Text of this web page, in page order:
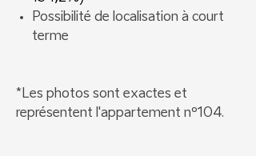
Possibilité de localisation à court
terme
*Les photos sont exactes et
représentent l'appartement nº104.